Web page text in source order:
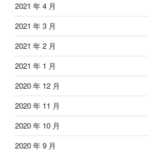
2021 年 4 月
2021 年 3 月
2021 年 2 月
2021 年 1 月
2020 年 12 月
2020 年 11 月
2020 年 10 月
2020 年 9 月